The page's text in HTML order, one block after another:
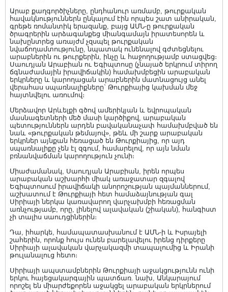
Արաբ քաղգործիչները, ընդհանուր առմամբ, թուրքական
հավակնություններն ընկալում էին որպես շատ անիրական,
գրեթե ռոմանտիկ երազանք, բայց ԱՄՆ-ը թուրքական
ծրագրերին արձագանքեց միանգամայն իրատեսորեն և
նախընտրեց առայժմ չզսպել թուրքական
նվաճողամտությունը, նպատակ ունենալով գժտեցնելու
արաբներին ու թուրքերին, ինչը և հաջողությամբ ստացվեց։
Սաուդյան Արաբիան ու Եգիպտոսը (չնայած երկրում տիրող
ճգնաժամային իրավիճակին) համախմբեցին արաբական
երկրները և կարողացան արաբներին մատնացույց անել
վերահաս սպառնալիքները` Թուրքիայից կախման մեջ
հայտնվելու առումով։
Մերձավոր Արևելքի գծով ամերիկյան և եվրոպական
մասնագետների մեծ մասի կարծիքով, արաբական
պետություններն արդեն բավականաչափ համախմբված են
նաև «թուրքական թեմայով», թեև մի շարք արաբական
երկրներ այնքան հեռացած են Թուրքիայից, որ այդ
սպառնալիքը չեն էլ զգում, համարելով, որ այն նման
բռնանվաճման կարողություն չունի։
Միաժամանակ, Սաուդյան Արաբիան, իրեն որպես
արաբական աշխարհի միակ առաջատար զգալով
Եգիպտոսում իրավիճակի անորոշության պայմաններում,
աշխատում է Թուրքիայի հետ համաձայնության գալ
Սիրիայի ներկա կառավարող վարչախմբի հեռացման
առնչությամբ, որը, լինելով ալավական (շիական), հանգիստ
չի տալիս սաուդցիներին։
Դա, իհարկե, համապատասխանում է ԱՄՆ-ի և Իսրայելի
շահերին, որոնք հույս ունեն բարելավելու իրենց դիրքերը
Սիրիայի ալավական վարչակազմի տապալումից և Իրանի
թուլանալուց հետո։
Սիրիայի ապստամբներին Թուրքիայի աջակցությունն ունի
երկու հայեցակարգային պատճառ. նախ, Անկարայում
որոշել են միարժեքորեն աջակցել արաբական երկրներում